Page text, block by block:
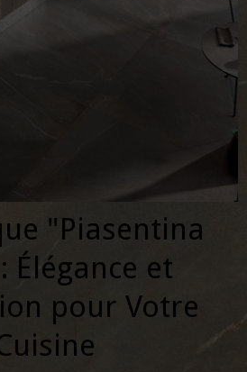
"Piasentina
Élégance et
pour Votre